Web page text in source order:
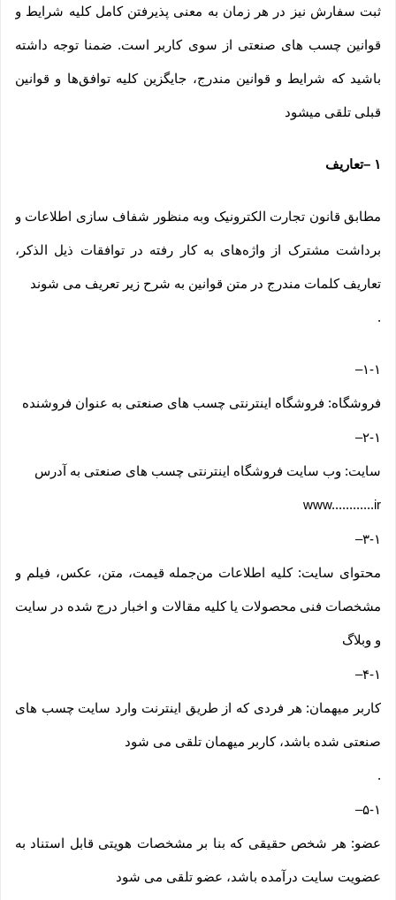
ثبت سفارش نیز در هر زمان به معنی پذیرفتن کامل کلیه شرایط و
قوانین چسب های صنعتی از سوی کاربر است. ضمنا توجه داشته
باشید که شرایط و قوانین مندرج، جایگزین کلیه توافق‏‌ها و قوانین
قبلی تلقی میشود
۱ –تعاریف
مطابق قانون تجارت الکترونیک وبه منظور شفاف سازی اطلاعات و
برداشت مشترک از واژه‌های به کار رفته در توافقات ذیل الذکر،
تعاریف کلمات مندرج در متن قوانین به شرح زیر تعریف می شوند
.
۱-۱–
فروشگاه: فروشگاه اینترنتی چسب های صنعتی به عنوان فروشنده
۲-۱–
سایت: وب سایت فروشگاه اینترنتی چسب های صنعتی به آدرس
www............ir
۳-۱–
محتوای سایت: کلیه اطلاعات من‌جمله قیمت، متن، عکس، فیلم و
مشخصات فنی محصولات یا کلیه مقالات و اخبار درج شده در سایت
و وبلاگ
۴-۱–
کاربر میهمان: هر فردی که از طریق اینترنت وارد سایت چسب های
صنعتی شده باشد، کاربر میهمان تلقی می شود
.
۵-۱–
عضو: هر شخص حقیقی که بنا بر مشخصات هویتی قابل استناد به
عضویت سایت درآمده باشد، عضو تلقی می شود